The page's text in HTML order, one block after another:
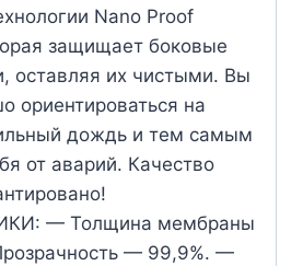
Nano Proof
защищает боковые
оставляя их чистыми. Вы
ориентироваться на
дождь и тем самым
от аварий. Качество
— Толщина мембраны
— 99,9%. —